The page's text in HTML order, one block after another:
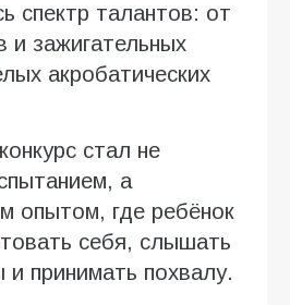
спектр талантов: от
и зажигательных
акробатических
стал не
а
опытом, где ребёнок
себя, слышать
принимать похвалу.